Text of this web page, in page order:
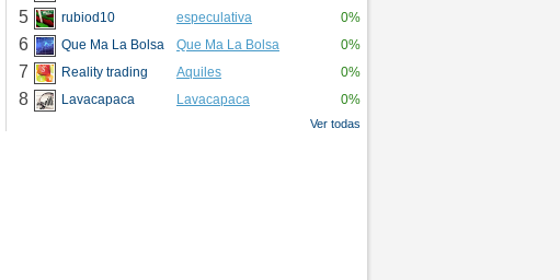
5 rubiod10 especulativa 0%
6 Que Ma La Bolsa Que Ma La Bolsa 0%
7 Reality trading Aquiles 0%
8 Lavacapaca Lavacapaca 0%
Ver todas